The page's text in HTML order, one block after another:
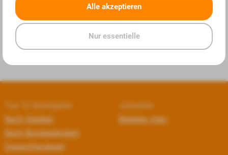
Top 10 Arbeitgeber
Nach Städten
Nach Bundesländern
Deutschlandweit
Jobseiten
Beliebte Jobs
Alle akzeptieren
Nur essentielle